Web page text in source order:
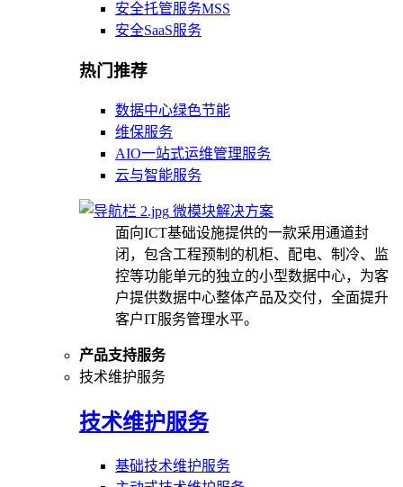
安全托管服务MSS
安全SaaS服务
热门推荐
数据中心绿色节能
维保服务
AIO一站式运维管理服务
云与智能服务
微模块解决方案
面向ICT基础设施提供的一款采用通道封
闭，包含工程预制的机柜、配电、制冷、监
控等功能单元的独立的小型数据中心，为客
户提供数据中心整体产品及交付，全面提升
客户IT服务管理水平。
产品支持服务
技术维护服务
技术维护服务
基础技术维护服务